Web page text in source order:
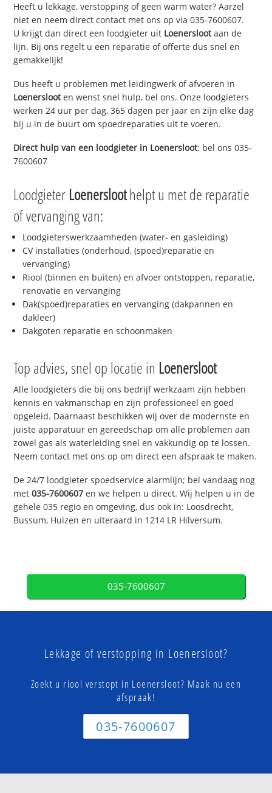
Heeft u lekkage, verstopping of geen warm water? Aarzel
niet en neem direct contact met ons op via 035-7600607.
U krijgt dan direct een loodgieter uit Loenerslootaan de
lijn. Bij ons regelt u een reparatie of offerte dus snel en
gemakkelijk!
Dus heeft u problemen met leidingwerk of afvoeren in
Loenerslooten wenst snel hulp, bel ons. Onze loodgieters
werken 24 uur per dag, 365 dagen per jaar en zijn elke dag
bij u in de buurt om spoedreparaties uit te voeren.
Direct hulp van een loodgieter in Loenersloot: bel ons 035-
7600607
Loodgieter Loenersloothelpt u met de reparatie
of vervanging van:
Loodgieterswerkzaamheden (water- en gasleiding)
CV installaties (onderhoud, (spoed)reparatie en
vervanging)
Riool (binnen en buiten) en afvoer ontstoppen, reparatie,
renovatie en vervanging
Dak(spoed)reparaties en vervanging (dakpannen en
dakleer)
Dakgoten reparatie en schoonmaken
Top advies, snel op locatie in Loenersloot
Alle loodgieters die bij ons bedrijf werkzaam zijn hebben
kennis en vakmanschap en zijn professioneel en goed
opgeleid. Daarnaast beschikken wij over de modernste en
juiste apparatuur en gereedschap om alle problemen aan
zowel gas als waterleiding snel en vakkundig op te lossen.
Neem contact met ons op om direct een afspraak te maken.
De 24/7 loodgieter spoedservice alarmlijn; bel vandaag nog
met035-7600607 en we helpen u direct. Wij helpen u in de
gehele 035 regio en omgeving, dus ook in: Loosdrecht,
Bussum, Huizen en uiteraard in 1214 LR Hilversum.
035-7600607
Lekkage of verstopping in Loenersloot?
Zoekt u riool verstopt in Loenersloot? Maak nu een
afspraak!
035-7600607